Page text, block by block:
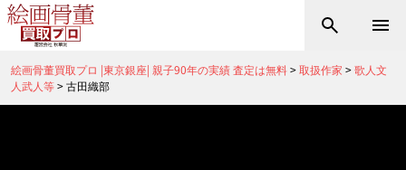
絵画骨董買取プロ |東京銀座| 親子90年の実績 査定は無料>取扱作家 >歌人文
人武人等>古田織部